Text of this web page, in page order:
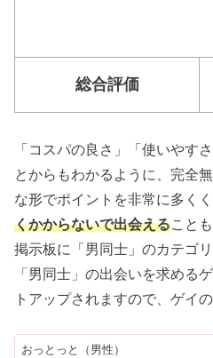
総合評価
「コスパの良さ」「使いやす
とからもわかるように、完全
な形でポイントを非常に多く
くかからないで出会える こと
掲示板に「男同士」のカテゴ
「男同士」の出会いを求める
トアップされますので、ゲイ
おっとっと（男性）